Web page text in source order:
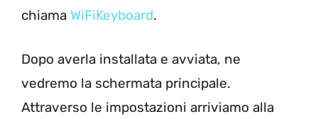
chiama WiFiKeyboard.
Dopo averla installata e avviata, ne
vedremo la schermata principale.
Attraverso le impostazioni arriviamo alla